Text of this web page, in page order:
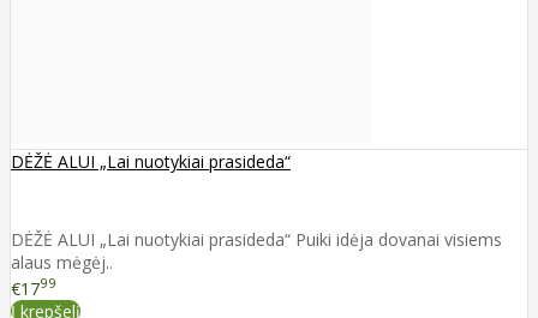
DĖŽĖ ALUI „Lai nuotykiai prasideda“
DĖŽĖ ALUI „Lai nuotykiai prasideda“ Puiki idėja dovanai visiems
alaus mėgėj..
€1799
Į krepšelį